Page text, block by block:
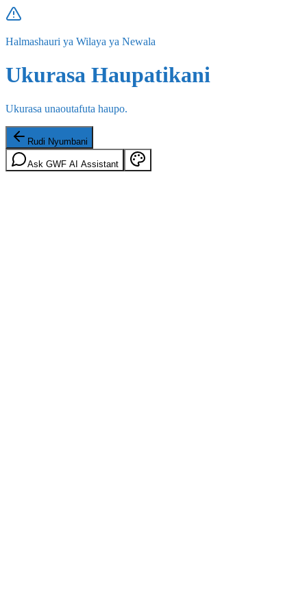
Halmashauri ya Wilaya ya Newala
Ukurasa Haupatikani
Ukurasa unaoutafuta haupo.
Rudi Nyumbani
Ask GWF AI Assistant